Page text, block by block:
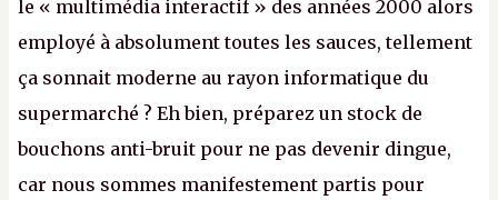
le « multimédia interactif » des années 2000 alors
employé à absolument toutes les sauces, tellement
ça sonnait moderne au rayon informatique du
supermarché ? Eh bien, préparez un stock de
bouchons anti-bruit pour ne pas devenir dingue,
car nous sommes manifestement partis pour